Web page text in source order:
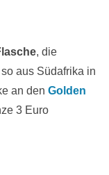
, die
aus Südafrika in
an den Golden
3 Euro